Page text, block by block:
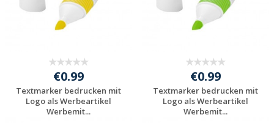
€0.99
Textmarker bedrucken mit
Logo als Werbeartikel
Werbemit...
€0.99
Textmarker bedrucken mit
Logo als Werbeartikel
Werbemit...